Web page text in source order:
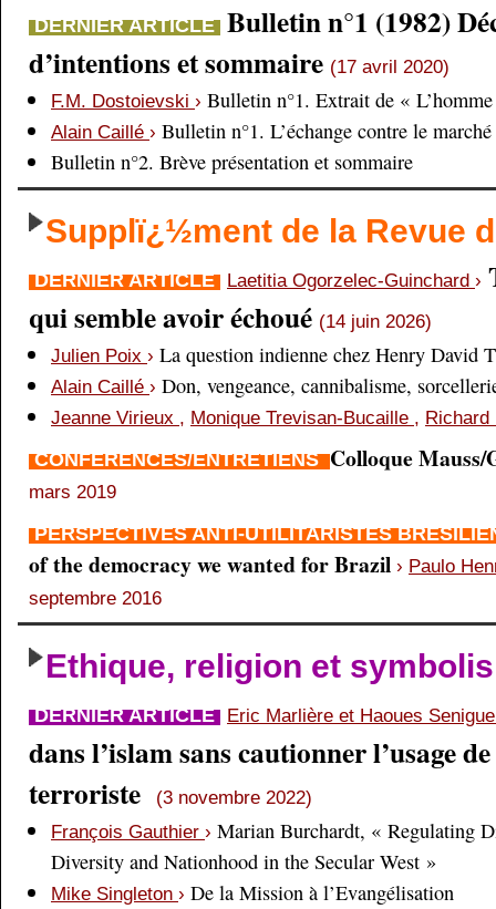
DERNIER ARTICLE Bulletin n°1 (1982)
d’intentions et sommaire (17 avril 2020)
F.M. Dostoievski › Bulletin n°1. Extrait de «
Alain Caillé › Bulletin n°1. L’échange contre le marché
Bulletin n°2. Brève présentation et sommaire
Supplï¿½ment de la Revue
DERNIER ARTICLE Laetitia Ogorzelec-Guinchard ›
qui semble avoir échoué (14 juin 2026)
Julien Poix › La question indienne chez Henry David
Alain Caillé › Don, vengeance, cannibalisme,
Jeanne Virieux , Monique Trevisan-Bucaille ,
CONFÉRENCES/ENTRETIENS Colloque
mars 2019
PERSPECTIVES ANTI-UTILITARISTES
of the democracy we wanted for Brazil › Paulo
septembre 2016
Ethique, religion et
DERNIER ARTICLE Eric Marlière et Haoues
dans l’islam sans cautionner l’usage
terroriste
(3 novembre 2022)
François Gauthier › Marian Burchardt, « Regulating
Diversity and Nationhood in the Secular West »
Mike Singleton › De la Mission à l’Evangélisation